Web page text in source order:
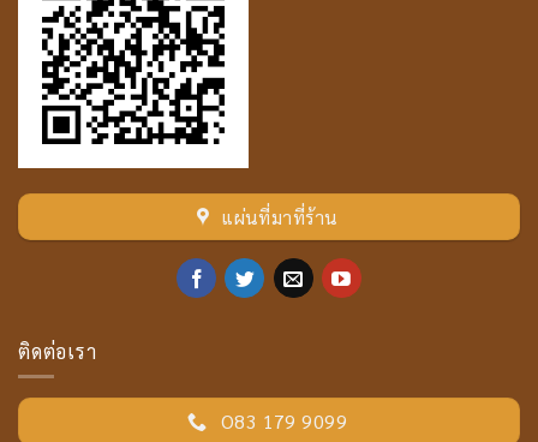
แผ่นที่มาที่ร้าน
ติดต่อเรา
O83 179 9099